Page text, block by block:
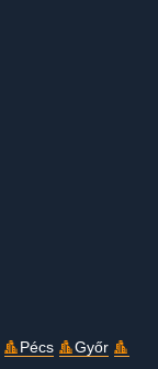
Pécs
Győr